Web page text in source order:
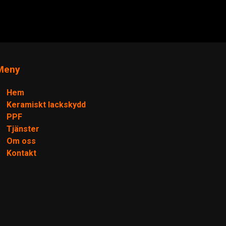
Hem
Keramiskt lackskydd
PPF
Tjänster
Om oss
Kontakt